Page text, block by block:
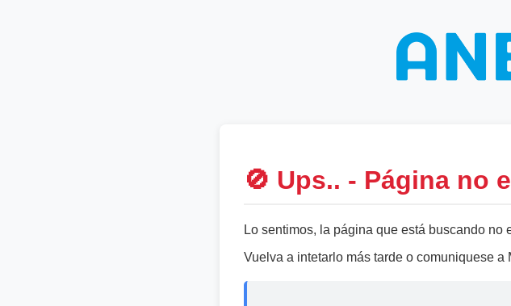
🚫 Ups.. - Página no
Lo sentimos, la página que está buscando no
Vuelva a intetarlo más tarde o comuniquese